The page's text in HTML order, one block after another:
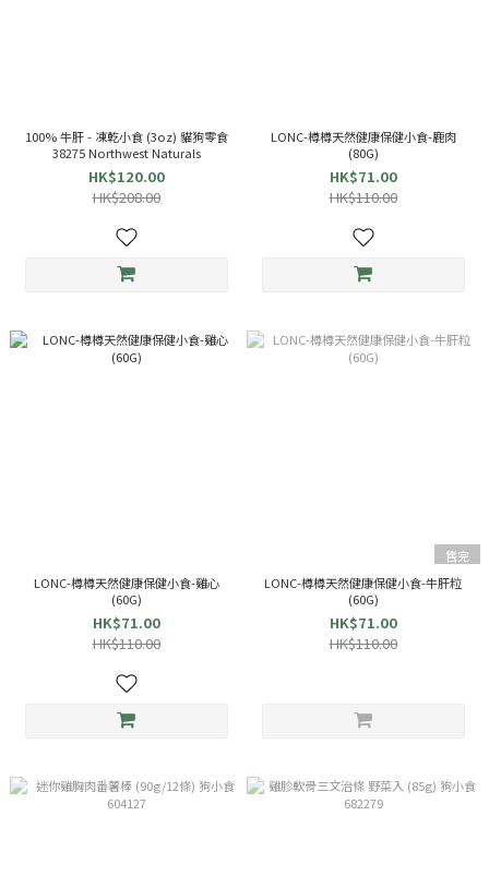
100% 牛肝 - 凍乾小食 (3oz) 貓狗零食
38275 Northwest Naturals
HK$120.00
HK$208.00
LONC-樽樽天然健康保健小食-鹿肉
(80G)
HK$71.00
HK$110.00
LONC-樽樽天然健康保健小食-雞心
(60G)
HK$71.00
HK$110.00
售完
LONC-樽樽天然健康保健小食-牛肝粒
(60G)
HK$71.00
HK$110.00